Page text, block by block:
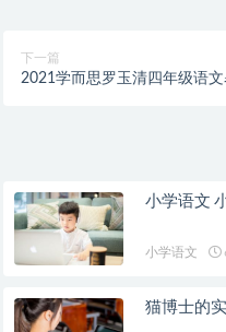
下一篇
2021学而思罗玉清四年级语
小学语文
小学语文
猫博士的